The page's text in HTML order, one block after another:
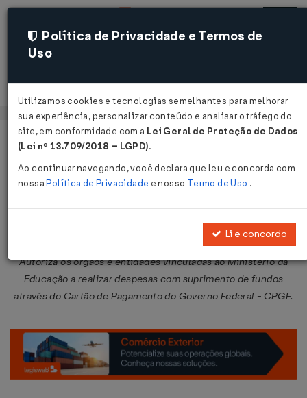
Acessar
Página Inicial Legislações
Portaria MEC nº 653 de 28/05/2008
Publicado no DOU em 29 mai 2008
Autoriza os órgãos e entidades vinculadas ao Ministério da
Educação a realizar despesas com suprimento de fundos
através do Cartão de Pagamento do Governo Federal - CPGF.
Política de Privacidade e Termos de
Uso
Utilizamos cookies e tecnologias semelhantes para melhorar
sua experiência, personalizar conteúdo e analisar o tráfego do
site, em conformidade com a Lei Geral de Proteção de Dados
(Lei nº 13.709/2018 – LGPD).
Ao continuar navegando, você declara que leu e concorda com
nossaPolítica de Privacidade e nosso Termo de Uso .
Li e concordo